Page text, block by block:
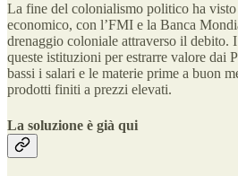
La fine del colonialismo politico ha
economico, con l’FMI e la Banca
drenaggio coloniale attraverso il debito.
queste istituzioni per estrarre valore dai
bassi i salari e le materie prime a buon
prodotti finiti a prezzi elevati.
La soluzione è già qui